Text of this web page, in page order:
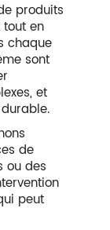
produits
en
chaque
sont
et
de
ou des
peut